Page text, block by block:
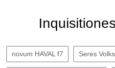
novum HAVAL f7 Seres